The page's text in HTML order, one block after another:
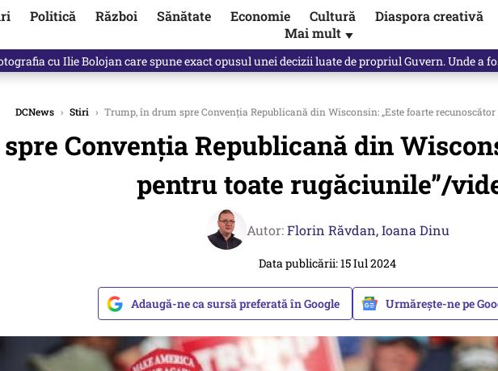
Politică Război Sănătate Economie Cultură Diaspora creativă
Mai mult ▼
Dumitrescu îi cere scuze, public, lui Ilie Bolojan / video
DCNews › Stiri › Trump, în drum spre Convenția Republicană din Wisconsin: „Este foarte
Convenția Republicană din
pentru toate rugăciunile”/
Autor:Florin Răvdan,Ioana Dinu
Data publicării: 15 Iul 2024
Adaugă-ne ca sursă preferată în Google Urmărește-ne pe